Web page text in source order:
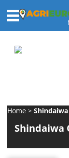
Home Shindaiwa
Shindaiwa